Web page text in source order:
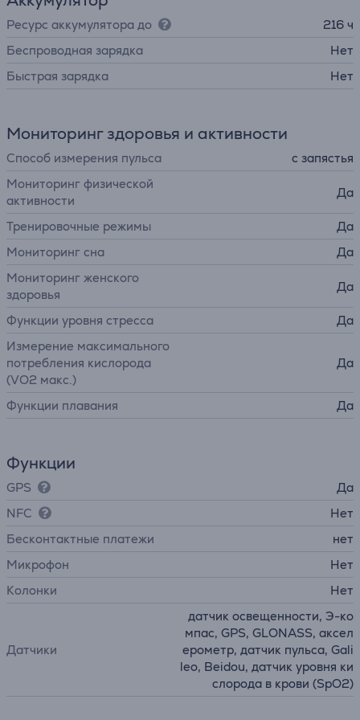
Ресурс аккумулятора до
216 ч
Беспроводная зарядка
Нет
Быстрая зарядка
Нет
Мониторинг здоровья и активности
Способ измерения пульса
с запястья
Мониторинг физической
активности
Да
Тренировочные режимы
Да
Мониторинг сна
Да
Мониторинг женского
здоровья
Да
Функции уровня стресса
Да
Измерение максимального
потребления кислорода
(VO2 макс.)
Да
Функции плавания Да
Функции
GPS
Да
NFC
Нет
Бесконтактные платежи
нет
Микрофон
Нет
Колонки
Нет
Датчики
датчик освещенности, Э-ко
мпас, GPS, GLONASS, аксел
ерометр, датчик пульса, Gali
leo, Beidou, датчик уровня ки
слорода в крови (SpO2)